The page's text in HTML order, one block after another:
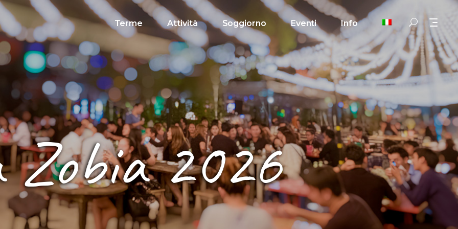
Terme Attività Soggiorno Eventi Info
Zobia 2026